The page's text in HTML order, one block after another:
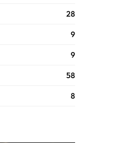
28
9
9
58
8